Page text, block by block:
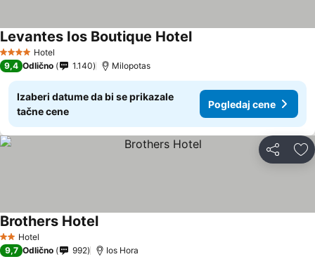
4 ZvezdiceHotel
Levantes Ios Boutique Hotel
9,4 Odlično 1.140 Milopotas
Izaberi datume da bi se prikazale
tačne cene
Pogledaj cene
Deli
2 Zvezdice
Hotel
Brothers Hotel
9,7 Odlično 992 Ios Hora